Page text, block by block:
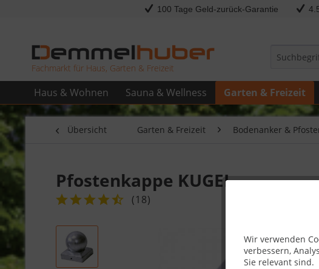
100 Tage Geld-zurück-Garantie
Fachmarkt für Haus, Garten & Freizeit
Haus & Wohnen Sauna & Wellness Garten & Freizeit
Wir verwenden
verbessern,
Sie relevant sind.
Übersicht Garten & Freizeit Bodenanker &
Pfostenkappe KUGEL
(18)